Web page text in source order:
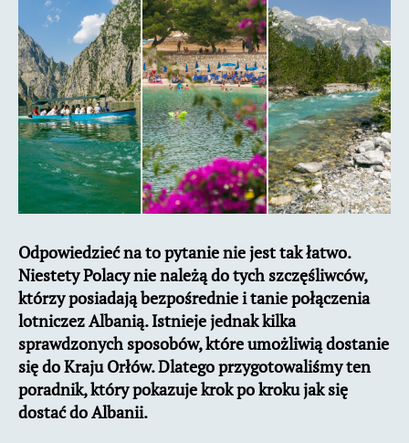
–
loty,
promy,
pociągi
Odpowiedzieć na to pytanie nie jest tak łatwo.
Niestety Polacy nie należą do tych szczęśliwców,
którzy posiadają bezpośrednie i tanie połączenia
lotniczez Albanią. Istnieje jednak kilka
sprawdzonych sposobów, które umożliwią dostanie
się do Kraju Orłów. Dlatego przygotowaliśmy ten
poradnik, który pokazuje krok po kroku jak się
dostać do Albanii.